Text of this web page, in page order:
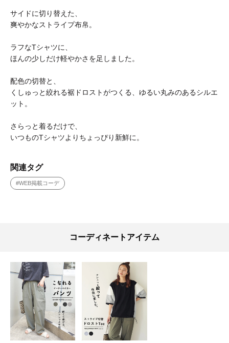
サイドに切り替えた、
爽やかなストライプ布帛。
ラフなTシャツに、
ほんの少しだけ軽やかさを足しました。
配色の切替と、
くしゅっと絞れる裾ドロストがつくる、ゆるい丸みのあるシルエ
ット。
さらっと着るだけで、
いつものTシャツよりちょっぴり新鮮に。
関連タグ
#WEB掲載コーデ
コーディネートアイテム